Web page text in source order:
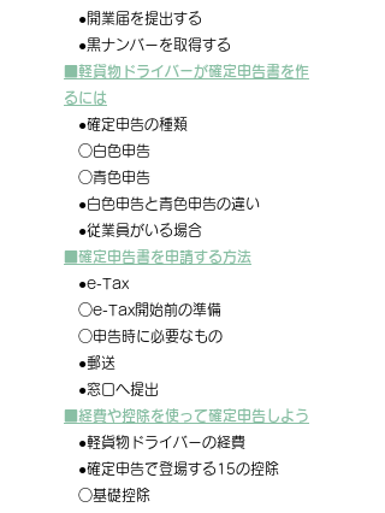
●開業届を提出する
●黒ナンバーを取得する
■軽貨物ドライバーが確定申告書を作
るには
●確定申告の種類
○白色申告
○青色申告
●白色申告と青色申告の違い
●従業員がいる場合
■確定申告書を申請する方法
●e-Tax
○e-Tax開始前の準備
○申告時に必要なもの
●郵送
●窓口へ提出
■経費や控除を使って確定申告しよう
●軽貨物ドライバーの経費
●確定申告で登場する15の控除
○基礎控除